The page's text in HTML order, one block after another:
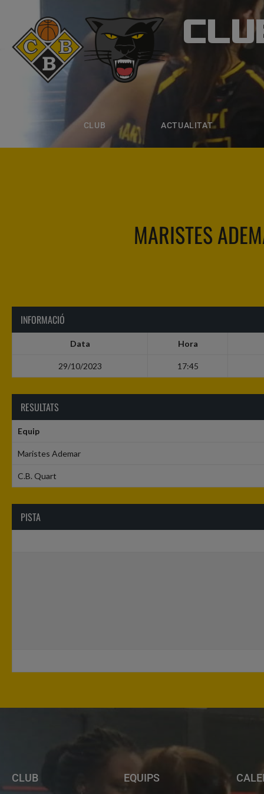
CLUB ACTUALITAT
CLUB
ACTUALITAT
MARISTES
INFORMACIÓ
Data Hora
29/10/2023 17:45
RESULTATS
Equip
Maristes Ademar
C.B. Quart
PISTA
CLUB EQUIPS